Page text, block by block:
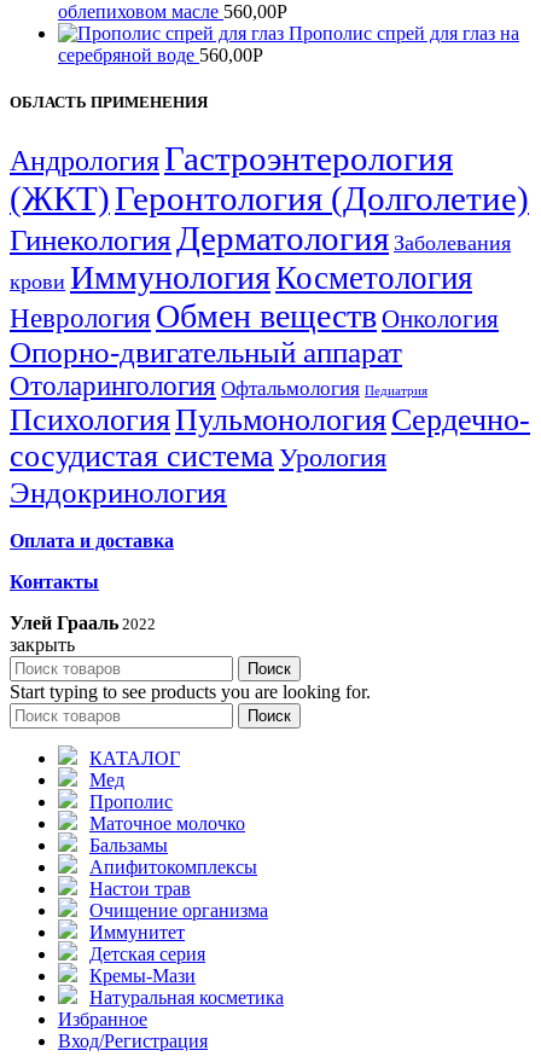
облепиховом масле 560,00Р
Прополис спрей для глаз на
серебряной воде 560,00Р
ОБЛАСТЬ ПРИМЕНЕНИЯ
АндрологияГастроэнтерология
(ЖКТ)Геронтология (Долголетие)
Гинекология Дерматология Заболевания
крови ИммунологияКосметология
Неврология Обмен веществОнкология
Опорно-двигательный аппарат
Отоларингология Офтальмология Педиатрия
ПсихологияПульмонологияСердечно-
сосудистая системаУрология
Эндокринология
Оплата и доставка
Контакты
Улей Грааль 2022
закрыть
Поиск
Start typing to see products you are looking for.
Поиск
КАТАЛОГ
Мед
Прополис
Маточное молочко
Бальзамы
Апифитокомплексы
Настои трав
Очищение организма
Иммунитет
Детская серия
Кремы-Мази
Натуральная косметика
Избранное
Вход/Регистрация